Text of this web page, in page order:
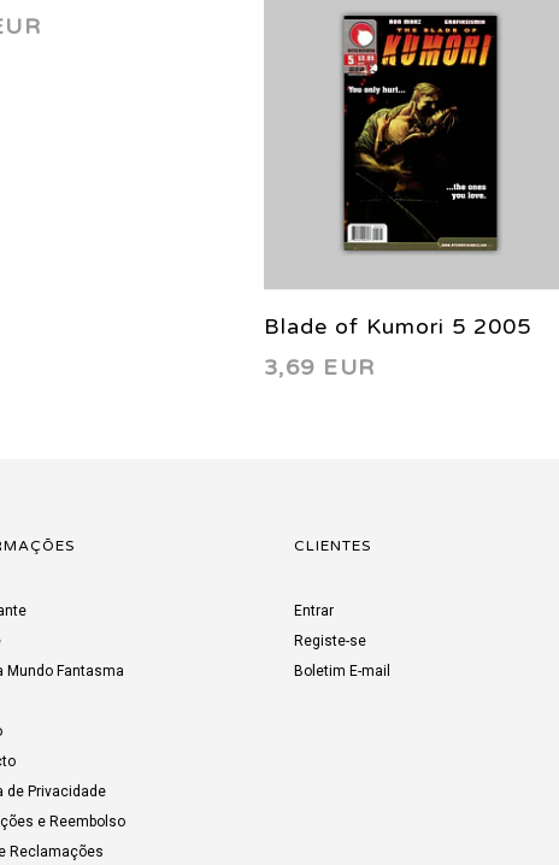
Blade of Kumori 5 2005
3,69 EUR
Mundo Fantasma
de Privacidade
e Reembolso
Reclamações
CLIENTES
Entrar
Registe-se
Boletim E-mail